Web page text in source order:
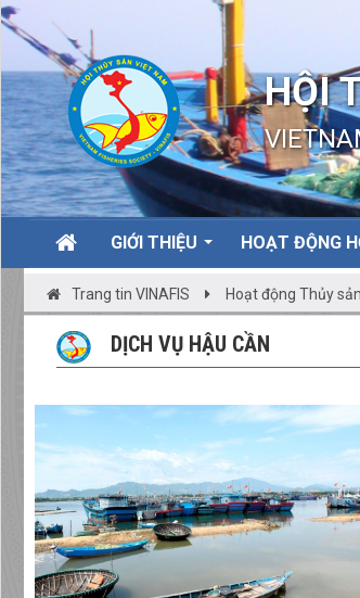
HỘI
GIỚI THIỆU HOẠT ĐỘNG
Trang tin VINAFIS Hoạt động Thủy sản
DỊCH VỤ HẬU CẦN